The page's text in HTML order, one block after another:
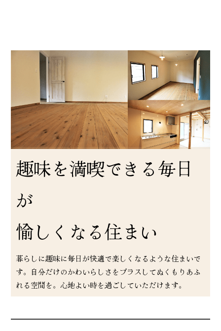
趣味を満喫できる毎日
が
愉しくなる住まい
暮らしに趣味に毎日が快適で楽しくなるような住まいで
す。自分だけのかわいらしさをプラスしてぬくもりあふ
れる空間を。心地よい時を過ごしていただけます。